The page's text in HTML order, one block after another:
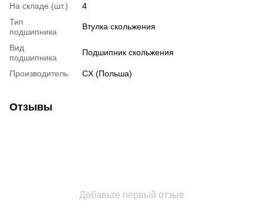
На складе (шт.)
4
Тип
подшипника
Втулка скольжения
Вид
подшипника
Подшипник скольжения
Производитель CX (Польша)
Отзывы
Добавьте первый отзыв